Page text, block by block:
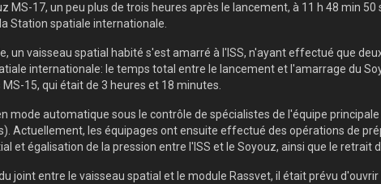
MS-17, un peu plus de trois heures après le lancement, à 11 h 48 min
Station spatiale internationale.
un vaisseau spatial habité s'est amarré à l'ISS, n'ayant effectué que
internationale: le temps total entre le lancement et l'amarrage du
15, qui était de 3 heures et 18 minutes.
mode automatique sous le contrôle de spécialistes de l'équipe
Actuellement, les équipages ont ensuite effectué des opérations de
et égalisation de la pression entre l'ISS et le Soyouz, ainsi que le retrait
joint entre le vaisseau spatial et le module Rassvet, il était prévu